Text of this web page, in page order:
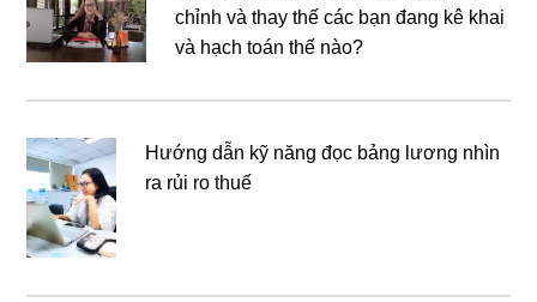
chỉnh và thay thế các bạn đang kê khai
và hạch toán thế nào?
Hướng dẫn kỹ năng đọc bảng lương nhìn
ra rủi ro thuế